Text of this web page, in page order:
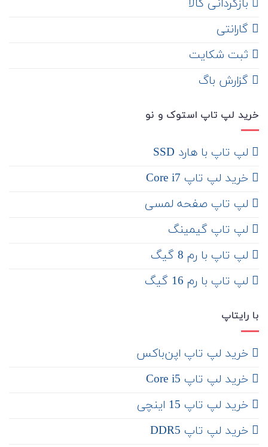
‌ بازگردانی کالا
گارانتی
ثبت شکایت
‌ گزارش باگ
خرید لپ تاپ استوک و نو
لپ تاپ با هارد SSD
خرید لپ تاپ Core i7
لپ تاپ صفحه لمسی
لپ تاپ گیمینگ
لپ تاپ با رم 8 گیگ
لپ تاپ با رم 16 گیگ
با رایتاپ
‌ خرید لپ تاپ اپن‌باکس
خرید لپ تاپ Core i5
‌‌ خرید لپ تاپ 15 اینچی
خرید لپ تاپ DDR5